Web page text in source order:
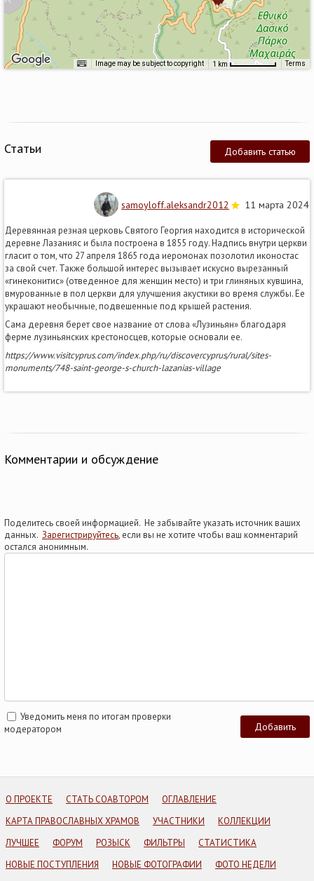
Image may be subject to copyright 1 km Terms
Добавить статью
Статьи
samoyloff.aleksandr2012 11 марта 2024
Деревянная резная церковь Святого Георгия находится в исторической
деревне Лазанияс и была построена в 1855 году. Надпись внутри церкви
гласит о том, что 27 апреля 1865 года иеромонах позолотил иконостас
за свой счет. Также большой интерес вызывает искусно вырезанный
«гинеконитис» (отведенное для женщин место) и три глиняных кувшина,
вмурованные в пол церкви для улучшения акустики во время службы. Ее
украшают необычные, подвешенные под крышей растения.
Сама деревня берет свое название от слова «Лузиньян» благодаря
ферме лузиньянских крестоносцев, которые основали ее.
https://www.visitcyprus.com/index.php/ru/discovercyprus/rural/sites-
monuments/748-saint-george-s-church-lazanias-village
Комментарии и обсуждение
Поделитесь своей информацией. Не забывайте указать источник ваших
данных. Зарегистрируйтесь, если вы не хотите чтобы ваш комментарий
остался анонимным.
Уведомить меня по итогам проверки
модератором
О ПРОЕКТЕ СТАТЬ СОАВТОРОМ
ОГЛАВЛЕНИЕ
КАРТА ПРАВОСЛАВНЫХ ХРАМОВ
УЧАСТНИКИ
КОЛЛЕКЦИИ
ЛУЧШЕЕ
ФОРУМ РОЗЫСК ФИЛЬТРЫ
СТАТИСТИКА
НОВЫЕ ПОСТУПЛЕНИЯ
НОВЫЕ ФОТОГРАФИИ
ФОТО НЕДЕЛИ